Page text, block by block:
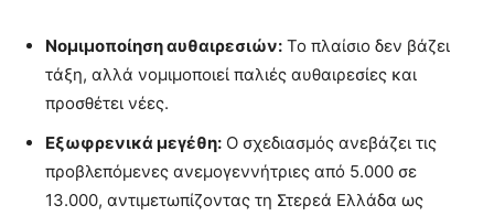
Νομιμοποίηση αυθαιρεσιών: Το πλαίσιο δεν βάζει
τάξη, αλλά νομιμοποιεί παλιές αυθαιρεσίες και
προσθέτει νέες.
Εξωφρενικά μεγέθη: Ο σχεδιασμός ανεβάζει τις
προβλεπόμενες ανεμογεννήτριες από 5.000 σε
13.000, αντιμετωπίζοντας τη Στερεά Ελλάδα ως